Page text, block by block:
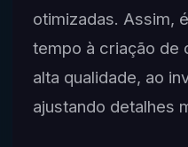
otimizadas. Assim,
tempo à criação de
alta qualidade, ao
ajustando detalhes